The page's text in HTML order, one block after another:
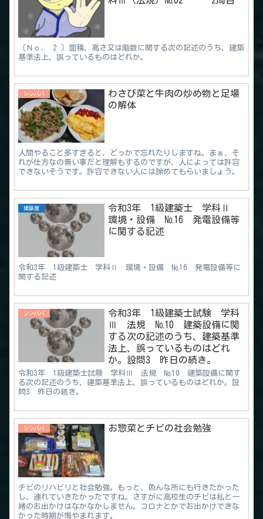
〔Ｎｏ． 2 〕面積、高さ又は階数に関する次の記述のうち、建築
基準法上、誤っているものはどれか。
シンパパ
わさび菜と牛肉の炒め物と足場
の解体
人間やること多すぎると、どっかで忘れたりしますね。まぁ、そ
れが仕方なの無い事だと理解もするのですが、人によっては許容
できないそうです。許容できない人には諦めてもらいましょう。
建築屋
令和3年 1級建築士 学科Ⅱ
環境・設備 №16 発電設備等
に関する記述
令和3年 1級建築士 学科Ⅱ 環境・設備 №16 発電設備等に
関する記述
シンパパ
令和3年 1級建築士試験 学科
Ⅲ 法規 №10 建築設備に関
する次の記述のうち、建築基準
法上、誤っているものはどれ
か。設問3 昨日の続き。
令和3年 1級建築士試験 学科Ⅲ 法規 №10 建築設備に関す
る次の記述のうち、建築基準法上、誤っているものはどれか。設
問3 昨日の続き。
シンパパ お惣菜とチビの社会勉強
チビのリハビリと社会勉強。もっと、色んな所にも行きたかった
し、連れていきたかったですね。さすがに高校生のチビは私と一
緒のお出かけはなかなかしません。コロナとかでお出かけできな
かった時期が悔やまれます。